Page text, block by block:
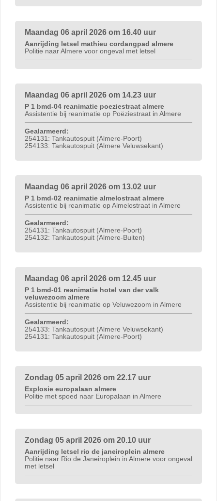
Maandag 06 april 2026 om 16.40 uur
Aanrijding letsel mathieu cordangpad almere
Politie naar Almere voor ongeval met letsel
Maandag 06 april 2026 om 14.23 uur
P 1 bmd-04 reanimatie poeziestraat almere
Assistentie bij reanimatie op Poëziestraat in Almere
Gealarmeerd:
254131: Tankautospuit (Almere-Poort)
254133: Tankautospuit (Almere Veluwsekant)
Maandag 06 april 2026 om 13.02 uur
P 1 bmd-02 reanimatie almelostraat almere
Assistentie bij reanimatie op Almelostraat in Almere
Gealarmeerd:
254131: Tankautospuit (Almere-Poort)
254132: Tankautospuit (Almere-Buiten)
Maandag 06 april 2026 om 12.45 uur
P 1 bmd-01 reanimatie hotel van der valk
veluwezoom almere
Assistentie bij reanimatie op Veluwezoom in Almere
Gealarmeerd:
254133: Tankautospuit (Almere Veluwsekant)
254131: Tankautospuit (Almere-Poort)
Zondag 05 april 2026 om 22.17 uur
Explosie europalaan almere
Politie met spoed naar Europalaan in Almere
Zondag 05 april 2026 om 20.10 uur
Aanrijding letsel rio de janeiroplein almere
Politie naar Rio de Janeiroplein in Almere voor ongeval
met letsel